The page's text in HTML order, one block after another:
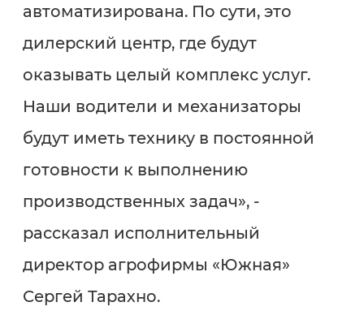
автоматизирована. По сути, это
дилерский центр, где будут
оказывать целый комплекс услуг.
Наши водители и механизаторы
будут иметь технику в постоянной
готовности к выполнению
производственных задач», -
рассказал исполнительный
директор агрофирмы «Южная»
Сергей Тарахно.